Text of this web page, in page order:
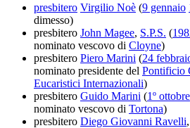
presbitero Virgilio Noè (9 gennaio
dimesso)
presbitero John Magee, S.P.S. (
nominato vescovo di Cloyne)
presbitero Piero Marini (24
nominato presidente del Pontificio
Eucaristici Internazionali)
presbitero Guido Marini (1º ottobre
nominato vescovo di Tortona)
presbitero Diego Giovanni Ravelli